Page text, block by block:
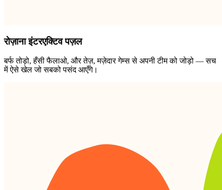
रोज़ाना इंटरएक्टिव पज़ल
बर्फ तोड़ो, हँसी फैलाओ, और तेज़, मज़ेदार गेम्स से अपनी टीम को जोड़ो — सच
में ऐसे खेल जो सबको पसंद आएँगे।